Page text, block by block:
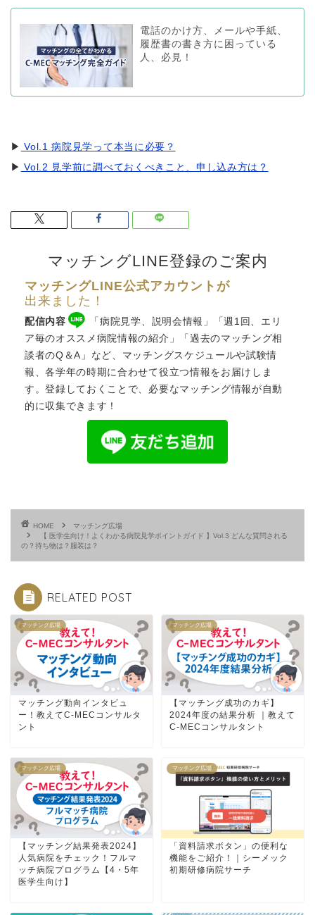
電話のかけ方、メールや手紙、
履歴書の書き方に困っている
人、必見！
▶ Vol.1 病院見学って本当に必要？
▶ Vol.2 見学前に調べておくべきこと、申し込み方は？
マッチングLINE登録のご案内
マッチングLINE公式アカウントが
出来ました！
配信内容
「病院見学、説明会情報」「週1回、エリ
ア毎のオススメ病院情報の紹介」「過去のマッチング相
談者のQ＆A」など、 マッチングスケジュールや試験情
報、各学年の時期に合わせて役立つ情報をお届けしま
す。登録しておくことで、必要なマッチング情報が自動
的に収集できます！
HOME
マッチング広場
【 医学生向け！よくわかる病院見学ポイントガイド 】Vol.3 どんな質問される
の？持ち物は？服装は？
RELATED POST
マッチング広場
マッチング動向インタビュ
ー！教えてC-MECコンサルタ
ント
マッチング広場
【マッチング成功のカギ】
2024年度の結果分析 ｜教えて
C-MECコンサルタント
マッチング広場
【マッチング結果発表2024】
人気病院をチェック！フルマ
ッチ病院プログラム【4・5年
医学生向け】
マッチング広場
「資料請求ボタン」の便利な
機能をご紹介！｜シーメック
初期研修病院サーチ